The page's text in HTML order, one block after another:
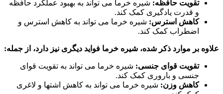
تقویت حافظه: شیره خرما می تواند به بهبود عملکرد حافظه
و قدرت یادگیری کمک کند.
کاهش استرس: شیره خرما می تواند به کاهش استرس و
اضطراب کمک کند.
علاوه بر موارد ذکر شده، شیره خرما فواید دیگری نیز دارد، از جمله:
تقویت قوای جنسی: شیره خرما می تواند به تقویت قوای
جنسی و باروری کمک کند.
کاهش وزن: شیره خرما می تواند به کاهش اشتها و لاغری